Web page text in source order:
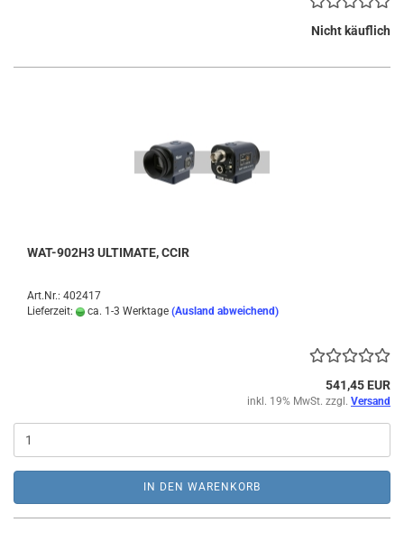
Nicht käuflich
WAT-902H3 ULTIMATE, CCIR
Art.Nr.: 402417
Lieferzeit:
ca. 1-3 Werktage (Ausland abweichend)
541,45 EUR
inkl. 19% MwSt. zzgl. Versand
IN DEN WARENKORB